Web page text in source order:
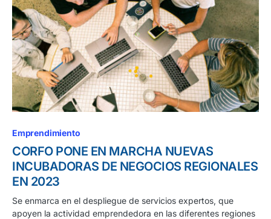
Emprendimiento
CORFO PONE EN MARCHA NUEVAS
INCUBADORAS DE NEGOCIOS REGIONALES
EN 2023
Se enmarca en el despliegue de servicios expertos, que
apoyen la actividad emprendedora en las diferentes regiones